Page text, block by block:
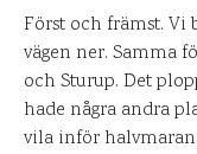
Först och främst. Vi
vägen ner. Samma
och Sturup. Det
hade några andra
vila inför halvmaran